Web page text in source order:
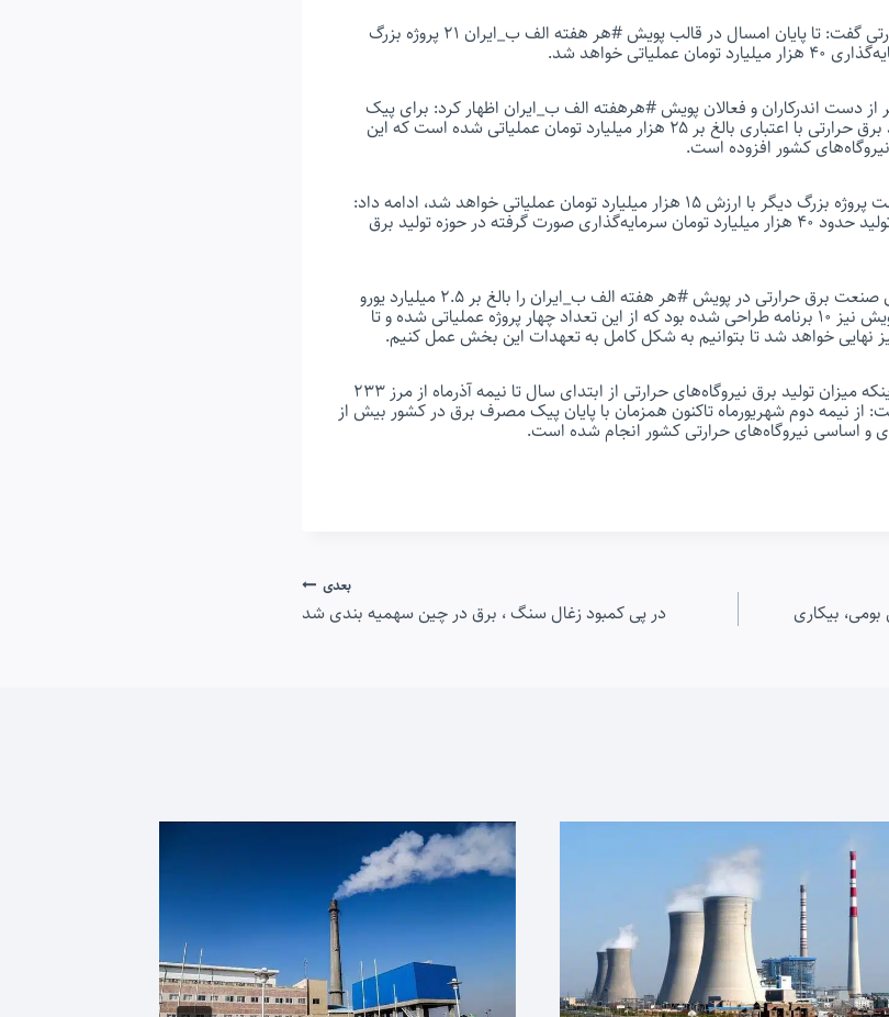
مدیرعامل شرکت تولید نیروی برق حرارتی گفت: تا پایان امسال در قالب پویش #هر هفته الف ب_ایران ۲۱ پروژه بزرگ
خواهد شد.
دست اندرکاران و فعالان پویش #هرهفته الف ب_ایران اظهار کرد: برای پیک
تابستان امسال ۱۴ پروژه در حوزه تولید برق حرارتی با اعتباری بالغ بر ۲۵ هزار میلیارد تومان عملیاتی شده است که این
وی با تاکید بر اینکه تا پایان امسال هفت پروژه بزرگ دیگر با ارزش ۱۵ هزار میلیارد تومان عملیاتی خواهد شد، ادامه داد:
بر همین اساس تا انتهای سال جهش تولید حدود ۴۰ هزار میلیارد تومان سرمایه‌گذاری صورت گرفته در حوزه تولید برق
طرزطلب حجم سرمایه‌گذاری پروژه‌های صنعت برق حرارتی در پویش #هر هفته الف ب_ایران را بالغ بر ۲.۵ میلیارد یورو
برشمرد و افزود: در بخش سازوکاری پویش نیز ۱۰ برنامه طراحی شده بود که از این تعداد چهار پروژه عملیاتی شده و تا
نهایی خواهد شد تا بتوانیم به شکل کامل به تعهدات این بخش عمل کنیم.
مدیرعامل شرکت برق حرارتی با بیان اینکه میزان تولید برق نیروگاه‌های حرارتی از ابتدای سال تا نیمه آذرماه از مرز ۲۳۳
نیمه دوم شهریورماه تاکنون همزمان با پایان پیک مصرف برق در کشور بیش از
بیکاری
بعدی
در پی کمبود زغال سنگ ، برق در چین سهمیه بندی شد